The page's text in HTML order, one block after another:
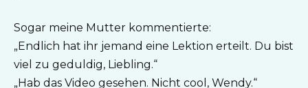
Sogar meine Mutter kommentierte:
„Endlich hat ihr jemand eine Lektion erteilt. Du bist
viel zu geduldig, Liebling.“
„Hab das Video gesehen. Nicht cool, Wendy.“